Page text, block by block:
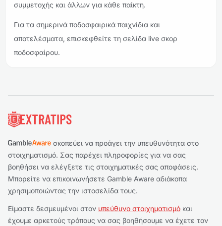
συμμετοχής και άλλων για κάθε παίκτη.
Για τα σημερινά ποδοσφαιρικά παιχνίδια και
αποτελέσματα, επισκεφθείτε τη σελίδα live σκορ
ποδοσφαίρου.
σκοπεύει να προάγει την υπευθυνότητα στο
στοιχηματισμό. Σας παρέχει πληροφορίες για να σας
βοηθήσει να ελέγξετε τις στοιχηματικές σας αποφάσεις.
Μπορείτε να επικοινωνήσετε Gamble Aware αδιάκοπα
χρησιμοποιώντας την ιστοσελίδα τους.
Είμαστε δεσμευμένοι στον υπεύθυνο στοιχηματισμό και
έχουμε αρκετούς τρόπους να σας βοηθήσουμε να έχετε τον